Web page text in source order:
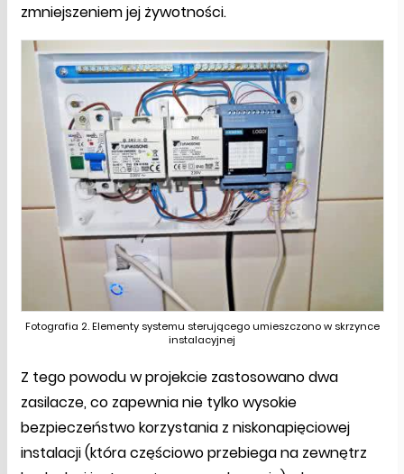
zmniejszeniem jej żywotności.
Fotografia 2. Elementy systemu sterującego umieszczono w skrzynce
instalacyjnej
Z tego powodu w projekcie zastosowano dwa
zasilacze, co zapewnia nie tylko wysokie
bezpieczeństwo korzystania z niskonapięciowej
instalacji (która częściowo przebiega na zewnętrz